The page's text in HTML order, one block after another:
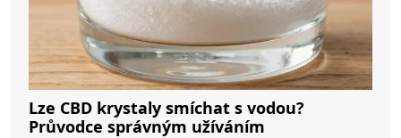
Lze CBD krystaly smíchat s vodou?
Průvodce správným užíváním